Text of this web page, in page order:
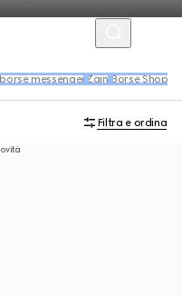
messenger Zaini Borse
Filtra e ordina